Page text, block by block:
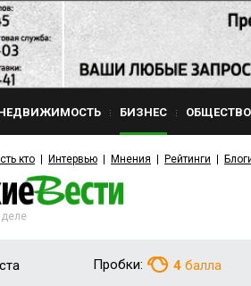
БИЗНЕС ОБЩЕСТВО
кто Интервью Мнения Рейтинги
Пробки: 4 балла